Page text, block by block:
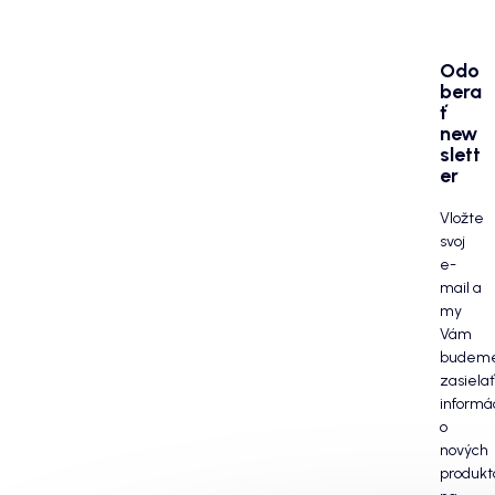
Odo
bera
ť
new
slett
er
Vložte
svoj
e-
mail a
my
Vám
zasielať
o
nových